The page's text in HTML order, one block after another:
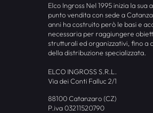
Elco Ingross Nel 1995 inizia la sua
punto vendita con sede a
anni ha costruito però le basi e
necessaria per raggiungere
strutturali ed organizzativi, fino a
della distribuzione specializzata.
ELCO INGROSS S.R.L.
Via dei Conti Falluc 2/1
88100 Catanzaro (CZ)
P.iva 03211520790